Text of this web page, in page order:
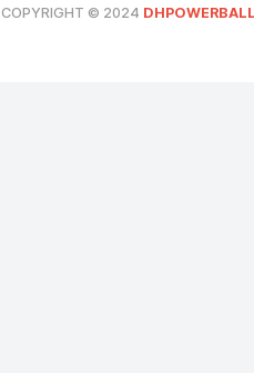
COPYRIGHT © 2024